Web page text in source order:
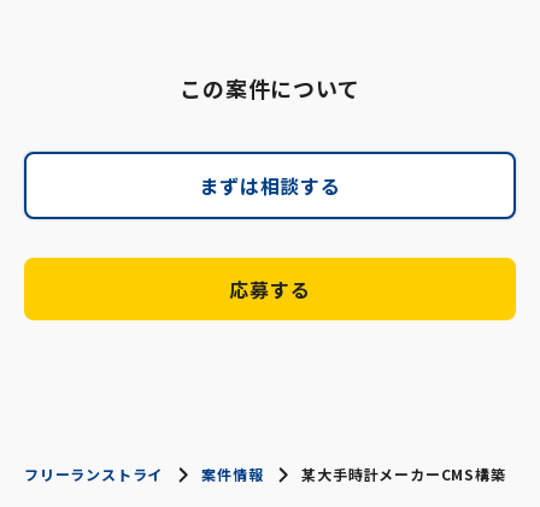
この案件について
まずは相談する
応募する
フリーランストライ 案件情報 某大手時計メーカーCMS構築